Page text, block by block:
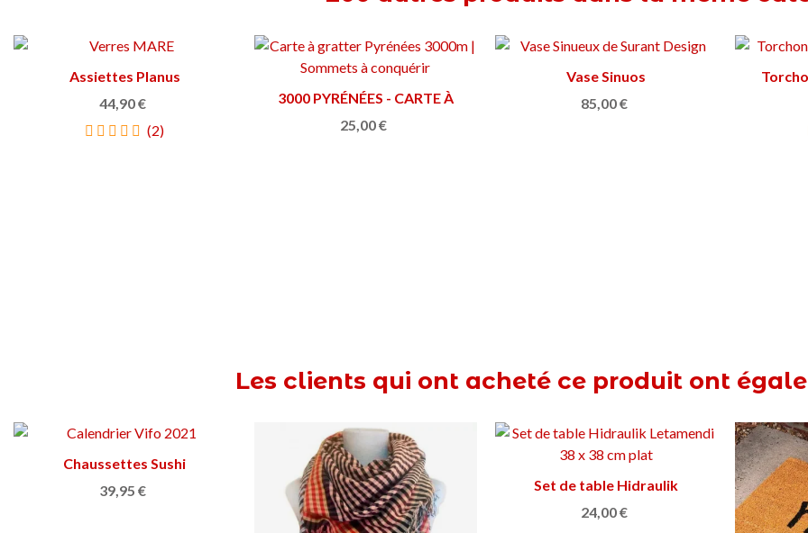
Afficher plus
Harnais pour chien Farcell
26,30 €
Ajouter au panier
Support pour livres El Lector
Les clients qui ont acheté ce produit ont